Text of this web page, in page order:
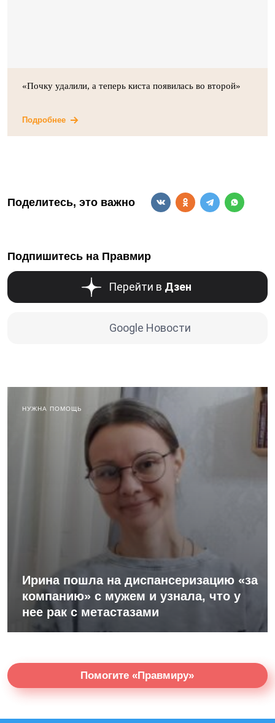
«Почку удалили, а теперь киста появилась во второй»
Подробнее
Поделитесь, это важно
Подпишитесь на Правмир
Перейти в Дзен
Google Новости
НУЖНА ПОМОЩЬ
Ирина пошла на диспансеризацию «за
компанию» с мужем и узнала, что у
нее рак с метастазами
Помогите «Правмиру»